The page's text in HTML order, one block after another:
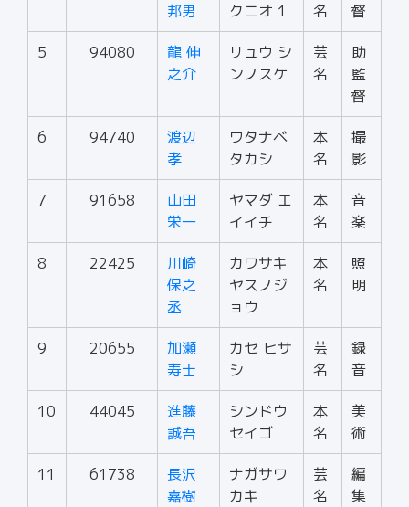
邦男
クニオ 1
名
督
5 94080
龍 伸
之介
リュウ シ
ンノスケ
芸
名
助
監
督
6 94740
渡辺
孝
ワタナベ
タカシ
本
名
撮
影
7 91658
山田
栄一
ヤマダ エ
イイチ
本
名
音
楽
8 22425
川崎
保之
丞
カワサキ
ヤスノジ
ョウ
本
名
照
明
9 20655
加瀬
寿士
カセ ヒサ
シ
芸
名
録
音
10 44045
進藤
誠吾
シンドウ
セイゴ
本
名
美
術
11 61738
長沢
嘉樹
ナガサワ
カキ
芸
名
編
集